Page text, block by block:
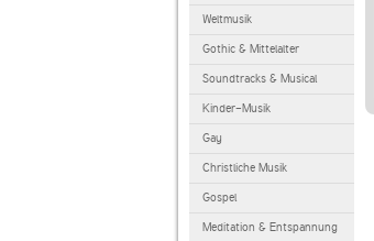
Weltmusik
Gothic & Mittelalter
Soundtracks & Musical
Kinder-Musik
Gay
Christliche Musik
Gospel
Meditation & Entspannung